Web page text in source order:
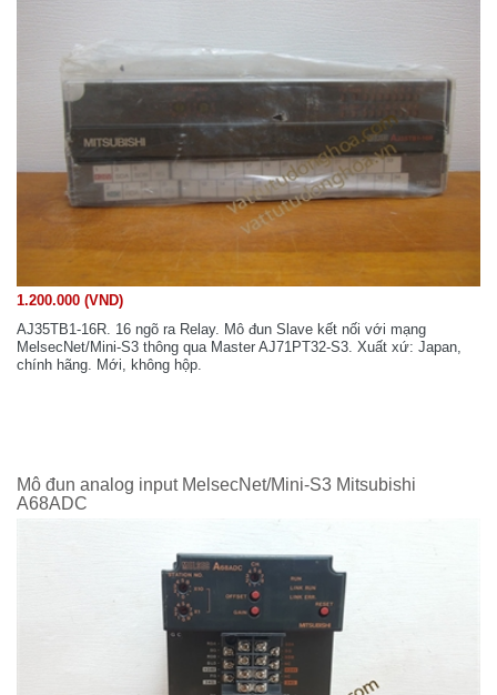
1.200.000 (VND)
AJ35TB1-16R. 16 ngõ ra Relay. Mô đun Slave kết nối với mạng
MelsecNet/Mini-S3 thông qua Master AJ71PT32-S3. Xuất xứ: Japan,
chính hãng. Mới, không hộp.
Mô đun analog input MelsecNet/Mini-S3 Mitsubishi
A68ADC